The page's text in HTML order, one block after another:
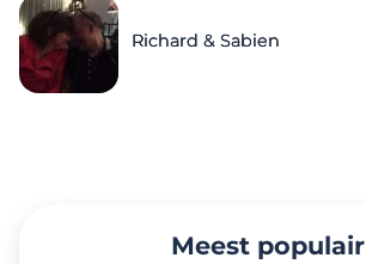
Richard & Sabien
Meest populair